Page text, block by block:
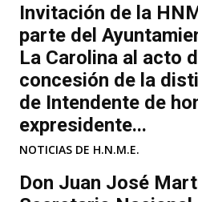
Invitación de la
parte del
La Carolina al acto
concesión de la
de Intendente de
expresidente...
NOTICIAS DE H.N.M.E.
Don Juan José